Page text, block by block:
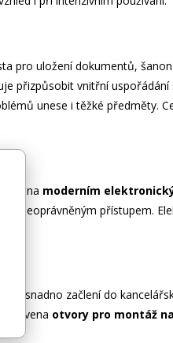
pro uložení dokumentů,
přizpůsobit vnitřní uspořádání
unese i těžké předměty.
moderním
neoprávněným přístupem.
se snadno začlení do
otvory pro montáž